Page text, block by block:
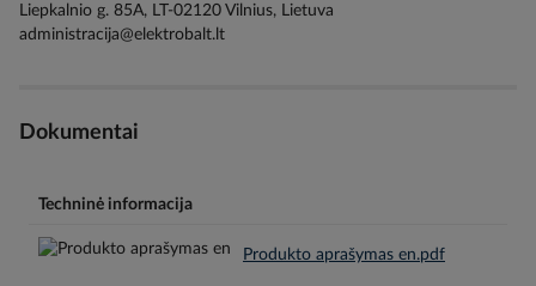
Liepkalnio g. 85A, LT-02120 Vilnius, Lietuva
administracija@elektrobalt.lt
Dokumentai
Techninė informacija
Produkto aprašymas en.pdf